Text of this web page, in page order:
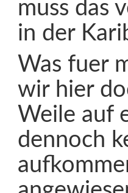
muss das
in der
Was fuer
wir hier
Weile auf
dennoch